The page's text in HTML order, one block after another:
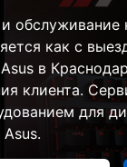
обслуживание
как с
в
клиента.
для